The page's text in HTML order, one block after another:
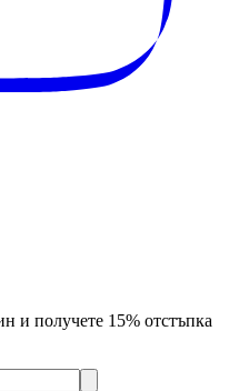
и получете 15% отстъпка